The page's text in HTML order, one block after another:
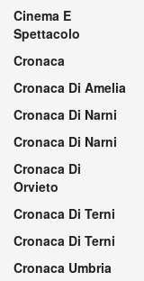
Cinema E
Spettacolo
Cronaca
Cronaca Di Amelia
Cronaca Di Narni
Cronaca Di Narni
Cronaca Di
Orvieto
Cronaca Di Terni
Cronaca Di Terni
Cronaca Umbria